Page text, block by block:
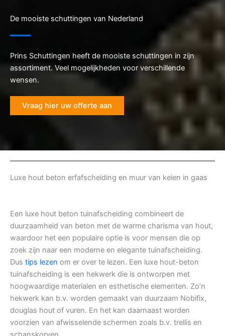
De mooiste schuttingen van Nederland
Prins Schuttingen heeft de mooiste schuttingen in zijn
assortiment. Veel mogelijkheden voor verschillende
wensen.
Vraag hier uw offerte aan
Luxe hout beton erfafscheiding en muur van keien in gaas
Een luxe hout beton tuinafscheiding combineert de
duurzaamheid van beton met de warme charisma van hout,
waardoor het een populaire optie is voor mensen die op
zoek zijn naar een moderne en elegante tuinafscheiding.
Dus tips lezen om er over te lezen. Een luxe hout-beton
tuinafscheiding is een hekwerk die is ontworpen met
hoogwaardige materialen en esthetische elementen. Zo’n
hekwerk kan b.v. worden gemaakt van duurzaam Nobifix,
douglas hout of vuren. En het kan daarnaast worden
voorzien van afwisselende schermen zoals b.v. trellis en